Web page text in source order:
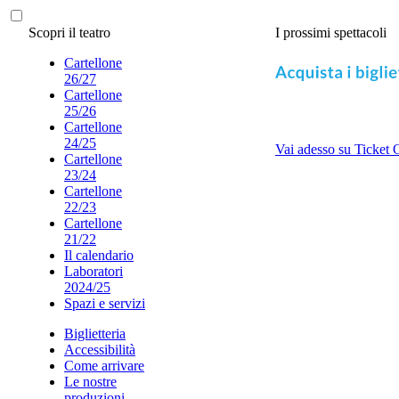
Scopri il teatro
Cartellone
26/27
Cartellone
25/26
Cartellone
24/25
Cartellone
23/24
Cartellone
22/23
Cartellone
21/22
Il calendario
Laboratori
2024/25
Spazi e servizi
Biglietteria
Accessibilità
Come arrivare
Le nostre
I prossimi spettacoli
Vai adesso su Ticket